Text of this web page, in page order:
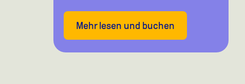
Mehr lesen und buchen